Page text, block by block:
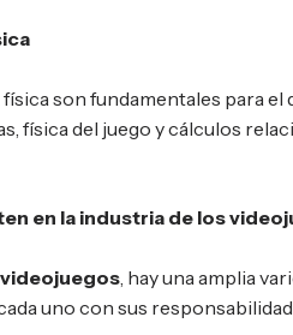
física son fundamentales para el
física del juego y cálculos
en la industria de los
, hay una amplia
uno con sus